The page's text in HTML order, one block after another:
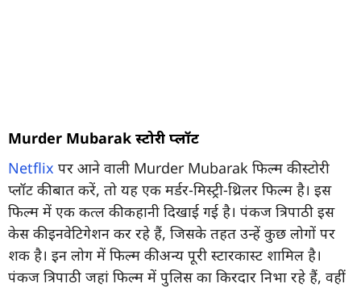
Murder Mubarak स्टोरी प्लॉट
Netflix पर आने वाली Murder Mubarak फिल्म की स्टोरी
प्लॉट की बात करें, तो यह एक मर्डर-मिस्ट्री-थ्रिलर फिल्म है। इस
फिल्म में एक कत्ल की कहानी दिखाई गई है। पंकज त्रिपाठी इस
केस की इनवेटिगेशन कर रहे हैं, जिसके तहत उन्हें कुछ लोगों पर
शक है। इन लोग में फिल्म की अन्य पूरी स्टारकास्ट शामिल है।
पंकज त्रिपाठी जहां फिल्म में पुलिस का किरदार निभा रहे हैं, वहीं